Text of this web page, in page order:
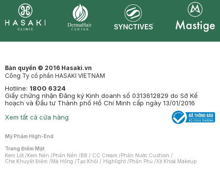
Bản quyền © 2016 Hasaki.vn
Công Ty cổ phần HASAKI VIETNAM
Hotline: 1800 6324
Giấy chứng nhận Đăng ký Kinh doanh số 0313612829 do Sở Kế
hoạch và Đầu tư Thành phố Hồ Chí Minh cấp ngày 13/01/2016
Xem tất cả cửa hàng
Mỹ Phẩm High-End
Trang Điểm Mặt
Kem Lót /Kem Nền /Phấn Nền /BB / CC Cream /Phấn Nước Cushion /
Che Khuyết Điểm /Má Hồng /Tạo Khối / Highlight /Phấn Phủ /Xịt Khoá Makeup